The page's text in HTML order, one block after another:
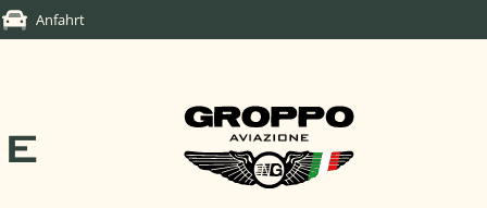
Anfahrt